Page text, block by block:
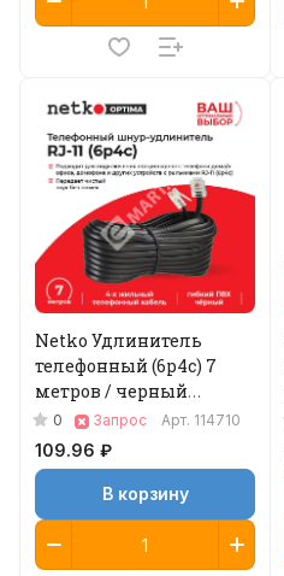
Netko Удлинитель
телефонный (6р4с) 7
метров / черный
Optima
0 Запрос Арт. 114710
109.96 ₽
В корзину